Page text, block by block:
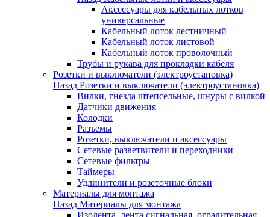
Аксессуары для кабельных лотков
универсальные
Кабельный лоток лестничный
Кабельный лоток листовой
Кабельный лоток проволочный
Трубы и рукава для прокладки кабеля
Розетки и выключатели (электроустановка)
Назад Розетки и выключатели (электроустановка)
Вилки, гнезда штепсельные, шнуры с вилкой
Датчики движения
Колодки
Разъемы
Розетки, выключатели и аксессуары
Сетевые разветвители и переходники
Сетевые фильтры
Таймеры
Удлинители и розеточные блоки
Материалы для монтажа
Назад Материалы для монтажа
Изолента, лента сигнальная, оградительная